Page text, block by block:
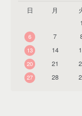
日 月
1
6
7
13
14
20
21
27
28